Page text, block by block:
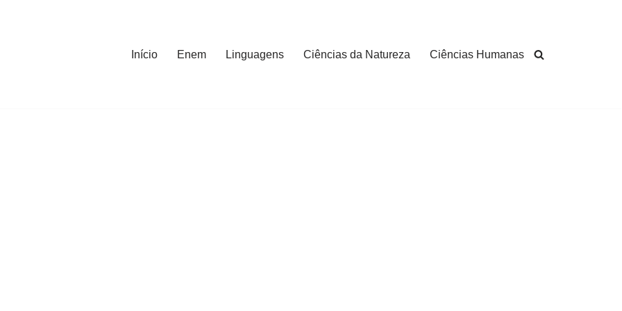
Início Enem Linguagens Ciências da Natureza Ciências Humanas